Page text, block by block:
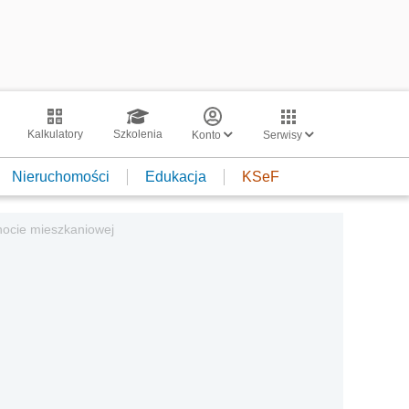
Kalkulatory Szkolenia Konto Serwisy
Nieruchomości Edukacja KSeF
mieszkaniowej